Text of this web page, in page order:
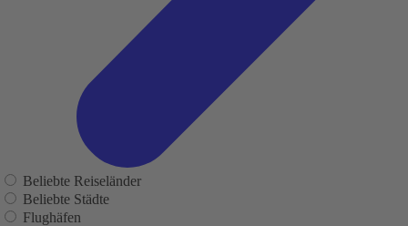
Beliebte Reiseländer
Beliebte Städte
Flughäfen